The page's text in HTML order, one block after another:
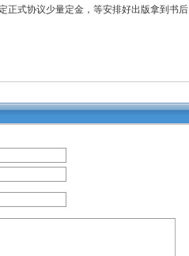
正式协议少量定金，等安排好出版拿到书后